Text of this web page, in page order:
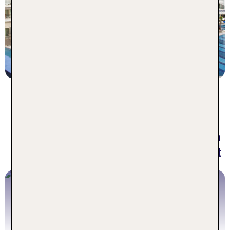
Urlaub in Colakli 2026 - für jeden
Reisetypen das perfekte Angebot